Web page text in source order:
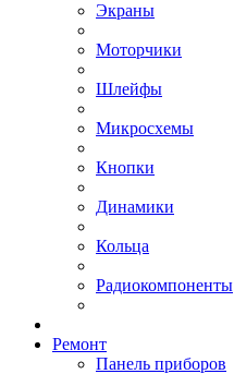
Экраны
Моторчики
Шлейфы
Микросхемы
Кнопки
Динамики
Кольца
Радиокомпоненты
Ремонт
Панель приборов